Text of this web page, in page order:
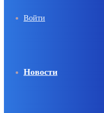
Войти
Новости